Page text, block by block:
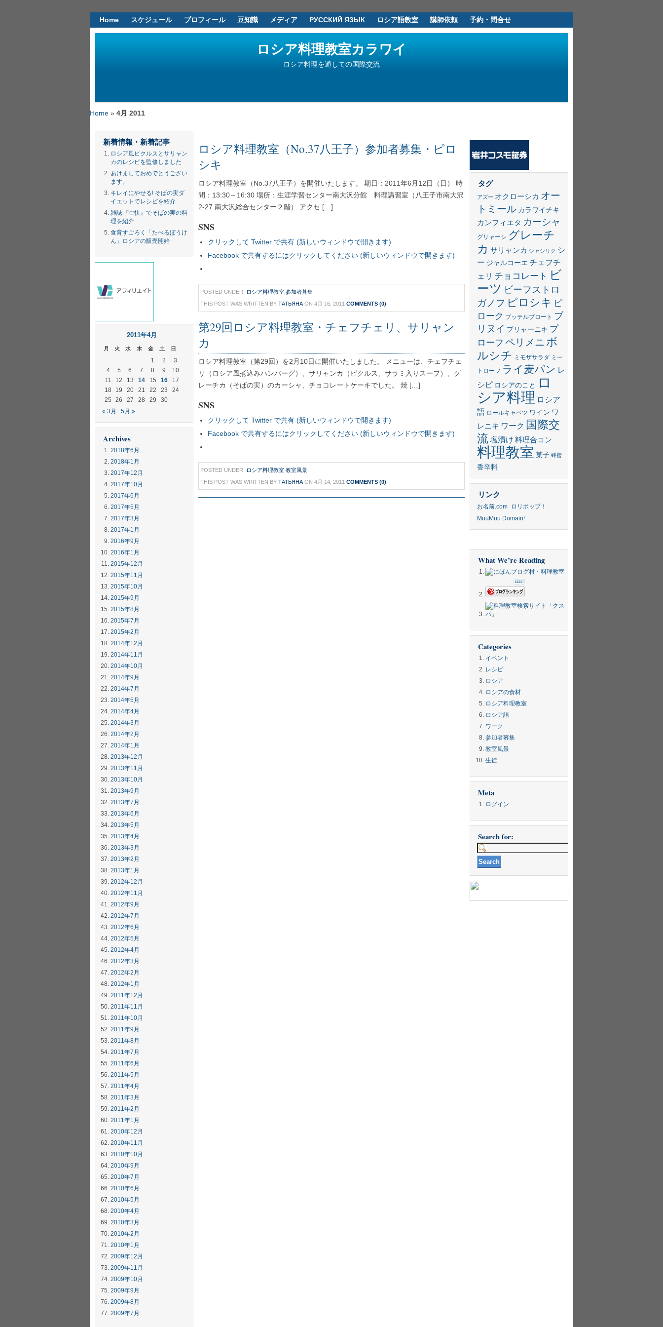
Home スケジュール プロフィール 豆知識 メディア РУССКИЙ ЯЗЫК ロシア語教室 講師依頼 予約・問合せ
ロシア料理教室カラワイ
ロシア料理を通しての国際交流
Home » 4月 2011
新着情報・新着記事
ロシア風ピクルスとサリャン
カのレシピを監修しました
あけましておめでとうござい
ます。
キレイにやせる! そばの実ダ
イエットでレシピを紹介
雑誌『壮快』でそばの実の料
理を紹介
食育すごろく「たべるぼうけ
ん」ロシアの販売開始
2011年4月
月 火 水 木 金 土 日
1 2
3
4
5 6 7 8 9
10
11
12 13 14 15 16
17
18
19 20 21 22 23
24
25
26 27 28 29
30
« 3月
5月 »
Archives
2018年6月
2018年1月
2017年12月
2017年10月
2017年6月
2017年5月
2017年3月
2017年1月
2016年9月
2016年1月
2015年12月
2015年11月
2015年10月
2015年9月
2015年8月
2015年7月
2015年2月
2014年12月
2014年11月
2014年10月
2014年9月
2014年7月
2014年5月
2014年4月
2014年3月
2014年2月
2014年1月
2013年12月
2013年11月
2013年10月
2013年9月
2013年7月
2013年6月
2013年5月
2013年4月
2013年3月
2013年2月
2013年1月
2012年12月
2012年11月
2012年9月
2012年7月
2012年6月
2012年5月
2012年4月
2012年3月
2012年2月
2012年1月
2011年12月
2011年11月
2011年10月
2011年9月
2011年8月
2011年7月
2011年6月
2011年5月
2011年4月
2011年3月
2011年2月
2011年1月
2010年12月
2010年11月
2010年10月
2010年9月
2010年7月
2010年6月
2010年5月
2010年4月
2010年3月
2010年2月
2010年1月
2009年12月
2009年11月
2009年10月
2009年9月
2009年8月
2009年7月
ロシア料理教室（No.37八王子）参加者募集・ピロ
シキ
ロシア料理教室（No.37八王子）を開催いたします。 期日：2011年6月12日（日） 時
間：13:30～16:30 場所：生涯学習センター南大沢分館 料理講習室（八王子市南大沢
2-27 南大沢総合センター２階） アクセ […]
SNS
クリックして Twitter で共有 (新しいウィンドウで開きます)
Facebook で共有するにはクリックしてください (新しいウィンドウで開きます)
POSTED UNDER: ロシア料理教室 参加者募集
THIS POST WAS WRITTEN BY ТАТЬЯНА ON 4月 16, 2011 COMMENTS (0)
第29回ロシア料理教室・チェフチェリ、サリャン
カ
ロシア料理教室（第29回）を2月10日に開催いたしました。 メニューは、チェフチェ
リ（ロシア風煮込みハンバーグ）、サリャンカ（ピクルス、サラミ入りスープ）、グ
レーチカ（そばの実）のカーシャ、チョコレートケーキでした。 焼 […]
SNS
クリックして Twitter で共有 (新しいウィンドウで開きます)
Facebook で共有するにはクリックしてください (新しいウィンドウで開きます)
POSTED UNDER: ロシア料理教室 教室風景
THIS POST WAS WRITTEN BY ТАТЬЯНА ON 4月 14, 2011 COMMENTS (0)
タグ
アズー オクローシカ オー
トミール カラワイチキ
カンフィエタ カーシャ
グリャーシ グレーチ
カ サリャンカ シャシリク シ
ー ジャルコーエ チェフチ
ェリ チョコレート ビ
ーツ ビーフストロ
ガノフ ピロシキ ピ
ローク ブッテルブロート ブ
リヌイ プリャーニキ プ
ローフ ペリメニ ボ
ルシチ ミモザサラダ ミー
トローフ ライ麦パン レ
シピ ロシアのこと
ロ
シア料理 ロシア
語 ロールキャベツ ワイン ワ
レニキ ワーク 国際交
流塩漬け 料理合コン
料理教室 菓子 蜂蜜
香辛料
リンク
お名前.com
ロリポップ！
MuuMuu Domain!
What We’re Reading
Categories
イベント
レシピ
ロシア
ロシアの食材
ロシア料理教室
ロシア語
ワーク
参加者募集
教室風景
生徒
Meta
ログイン
Search for: